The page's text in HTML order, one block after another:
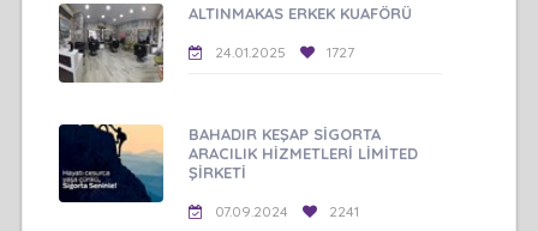
ALTINMAKAS ERKEK KUAFÖRÜ
24.01.2025 1727
BAHADIR KEŞAP SİGORTA
ARACILIK HİZMETLERİ LİMİTED
ŞİRKETİ
07.09.2024 2241